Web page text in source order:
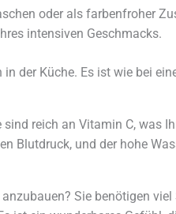
oder als farbenfroher
intensiven Geschmacks.
der Küche. Es ist wie bei
reich an Vitamin C, was
Blutdruck, und der hohe
Sie benötigen